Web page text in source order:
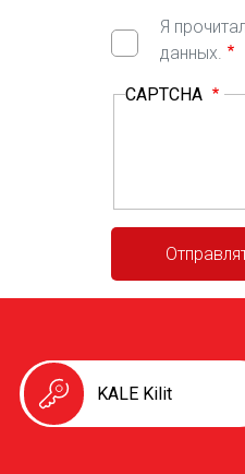
Я
данных.
CAPTCHA
KALE Kilit